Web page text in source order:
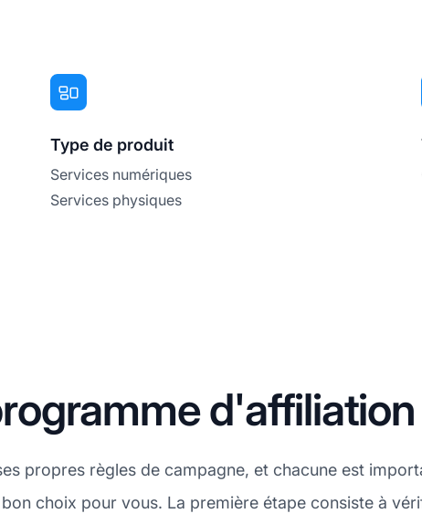
Type de produit
Services numériques
Services physiques
propres règles de campagne, et chacune est
choix pour vous. La première étape consiste à